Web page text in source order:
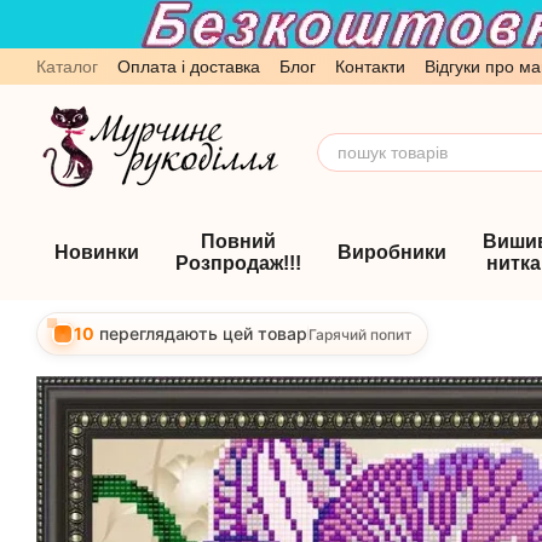
Перейти до основного контенту
Каталог Оплата і доставка Блог Контакти
Відгуки про
Обмін та повернення
Угода користувача
Новинки
Повний
Розпродаж!!!
Виробники
10 переглядають цей товарГарячий попит